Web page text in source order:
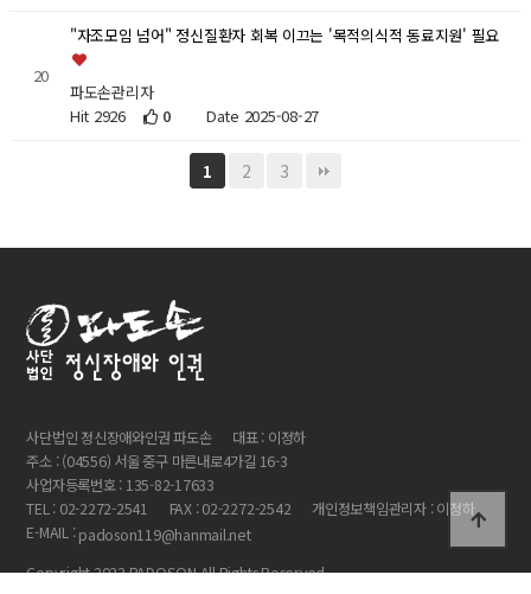
20
"자조모임 넘어" 정신질환자 회복 이끄는 '목적의식적 동료지원' 필요
파도손관리자
Hit 2926
0 Date 2025-08-27
1 2 3
사단법인 정신장애와인권 파도손
대표 : 이정하
주소 : (04556) 서울 중구 마른내로4가길 16-3
사업자등록번호 : 135-82-17633
TEL : 02-2272-2541
FAX : 02-2272-2542
개인정보책임관리자 : 이정하
E-MAIL :padoson119@hanmail.net
Copyright 2023 PADOSON All Rights Reserved.